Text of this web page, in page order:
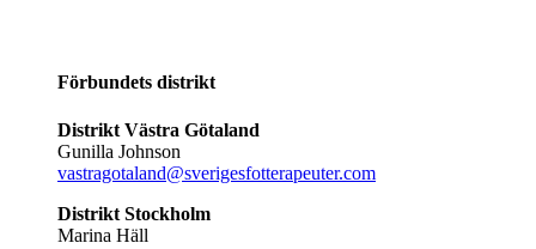
Förbundets distrikt
Distrikt Västra Götaland
Gunilla Johnson
vastragotaland@sverigesfotterapeuter.com
Distrikt Stockholm
Marina Häll